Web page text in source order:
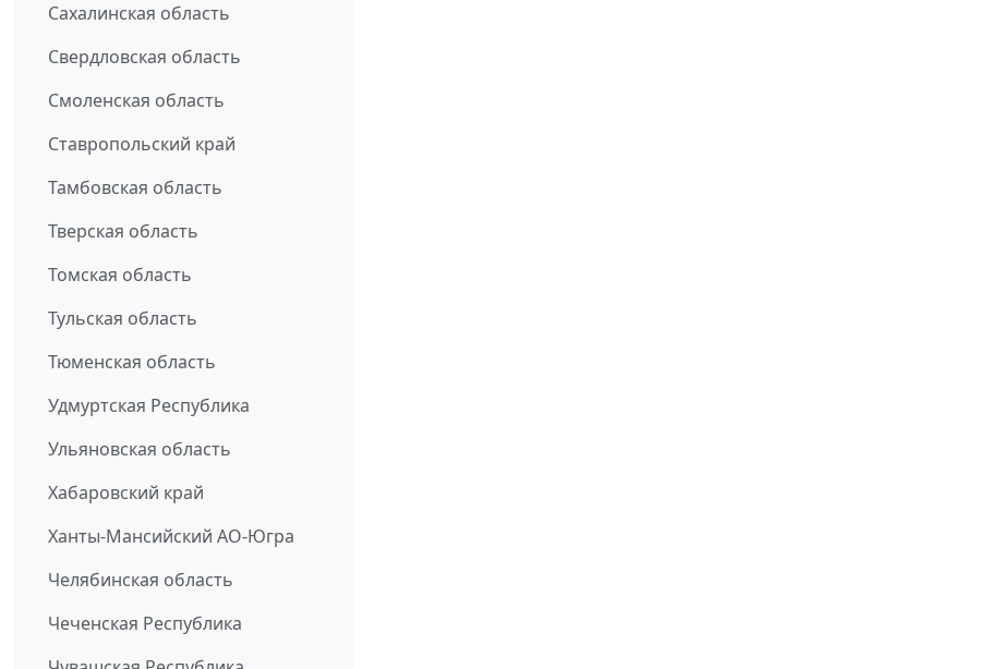
Сахалинская область
Свердловская область
Смоленская область
Ставропольский край
Тамбовская область
Тверская область
Томская область
Тульская область
Тюменская область
Удмуртская Республика
Ульяновская область
Хабаровский край
Ханты-Мансийский АО-Югра
Челябинская область
Чеченская Республика